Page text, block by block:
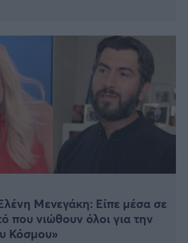
Μενεγάκη: Είπε μέσα σε
που νιώθουν όλοι για την
Κόσμου»